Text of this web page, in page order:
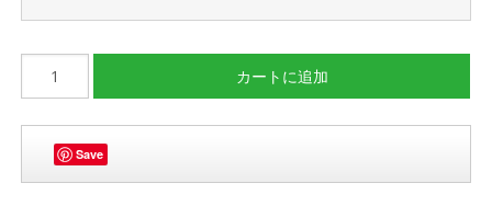
Save